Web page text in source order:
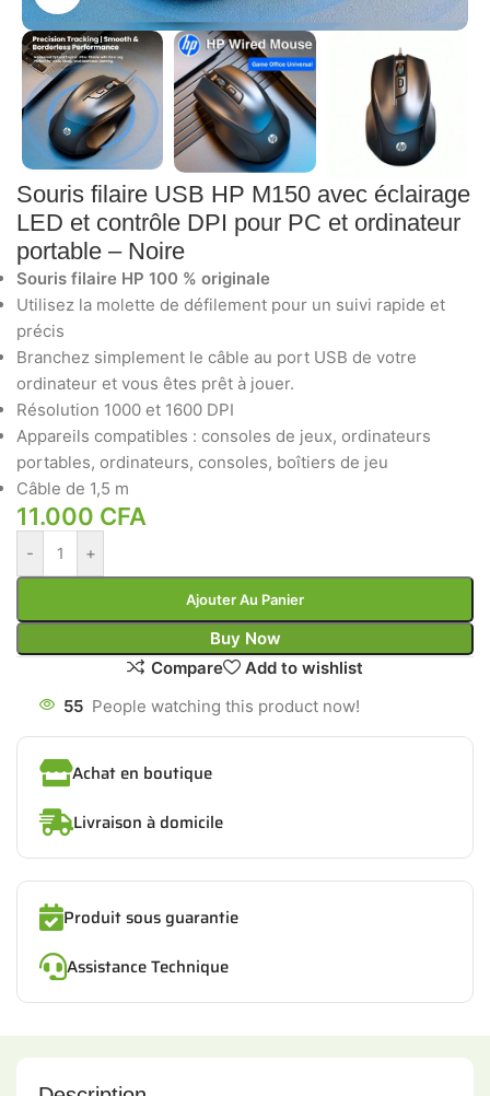
Souris filaire USB HP M150 avec éclairage
LED et contrôle DPI pour PC et ordinateur
portable – Noire
Souris filaire HP 100 % originale
Utilisez la molette de défilement pour un suivi rapide et
précis
Branchez simplement le câble au port USB de votre
ordinateur et vous êtes prêt à jouer.
Résolution 1000 et 1600 DPI
Appareils compatibles : consoles de jeux, ordinateurs
portables, ordinateurs, consoles, boîtiers de jeu
Câble de 1,5 m
11.000 CFA
- +
Ajouter Au Panier
Buy Now
Compare
Add to wishlist
55 People watching this product now!
Achat en boutique
Livraison à domicile
Produit sous guarantie
Assistance Technique